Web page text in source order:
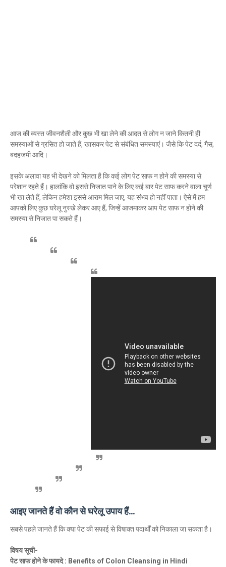
आज की व्यस्त जीवनशैली और कुछ भी खा लेने की आदत से लोग न जाने कितनी ही
समस्याओं से ग्रसित हो जाते हैं, खासकर पेट से संबंधित समस्याएं। जैसे कि पेट दर्द, गैस,
बदहजमी आदि।
इसके अलावा यह भी देखने को मिलता है कि कई लोग पेट साफ न होने की समस्या से
परेशान रहते हैं। हालांकि वो इससे निजात पाने के लिए कई बार पेट साफ करने वाला चूर्ण
भी खा लेते हैं, लेकिन हमेशा इससे आराम मिल जाए, यह संभव हो नहीं पाता। ऐसे में हम
आपको लिए कुछ घरेलू नुस्खे लेकर आए हैं, जिन्हें आजमाकर आप पेट साफ न होने की
समस्या से निजात पा सकते हैं।
आइए जानते हैं वो कौन से घरेलू उपाय हैं...
सबसे पहले जानते हैं कि क्या पेट की सफाई से विषाक्त पदार्थों को निकाला जा सकता है।
विषय सूची-
पेट साफ होने के फायदे : Benefits of Colon Cleansing in Hindi